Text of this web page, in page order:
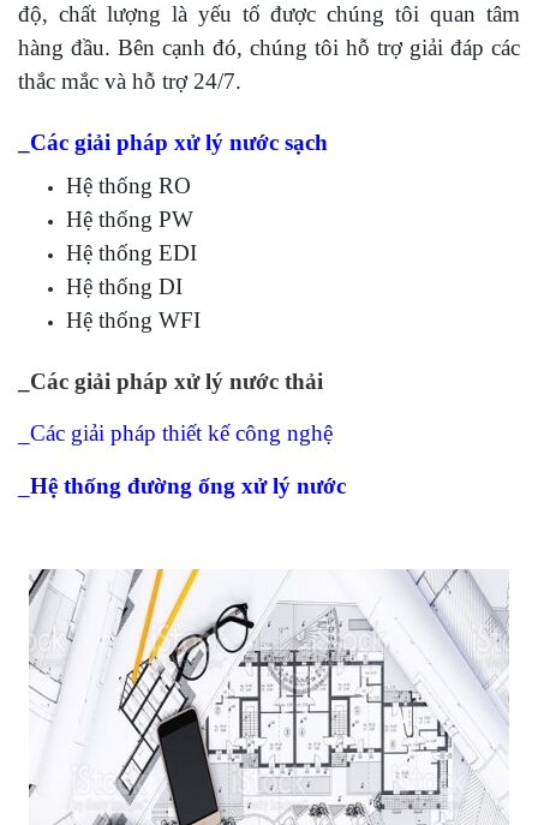
độ, chất lượng là yếu tố được chúng tôi quan tâm
hàng đầu. Bên cạnh đó, chúng tôi hỗ trợ giải đáp các
thắc mắc và hỗ trợ 24/7.
Các giải pháp xử lý nước sạch
Hệ thống RO
Hệ thống PW
Hệ thống EDI
Hệ thống DI
Hệ thống WFI
Các giải pháp xử lý nước thải
_Các giải pháp thiết kế công nghệ
Hệ thống đường ống xử lý nước